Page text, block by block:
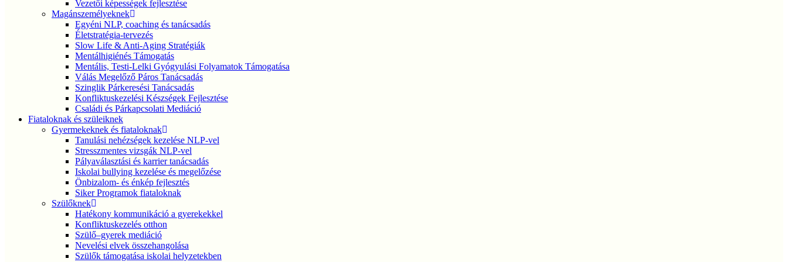
Vezetői képességek fejlesztése
Magánszemélyeknek
Egyéni NLP, coaching és tanácsadás
Életstratégia-tervezés
Slow Life & Anti-Aging Stratégiák
Mentálhigiénés Támogatás
Mentális, Testi-Lelki Gyógyulási Folyamatok Támogatása
Válás Megelőző Páros Tanácsadás
Szinglik Párkeresési Tanácsadás
Konfliktuskezelési Készségek Fejlesztése
Családi és Párkapcsolati Mediáció
Fiataloknak és szüleiknek
Gyermekeknek és fiataloknak
Tanulási nehézségek kezelése NLP-vel
Stresszmentes vizsgák NLP-vel
Pályaválasztási és karrier tanácsadás
Iskolai bullying kezelése és megelőzése
Önbizalom- és énkép fejlesztés
Siker Programok fiataloknak
Szülőknek
Hatékony kommunikáció a gyerekekkel
Konfliktuskezelés otthon
Szülő–gyerek mediáció
Nevelési elvek összehangolása
Szülők támogatása iskolai helyzetekben